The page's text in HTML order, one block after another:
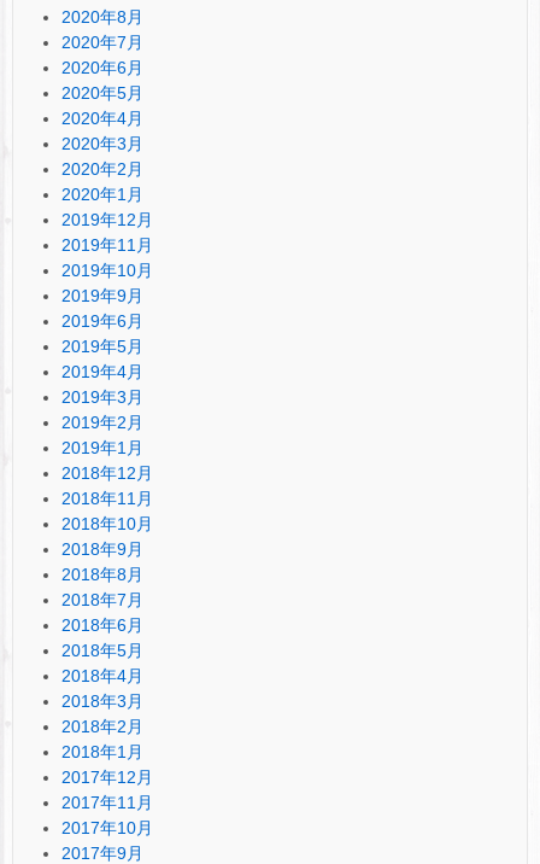
2020年8月
2020年7月
2020年6月
2020年5月
2020年4月
2020年3月
2020年2月
2020年1月
2019年12月
2019年11月
2019年10月
2019年9月
2019年6月
2019年5月
2019年4月
2019年3月
2019年2月
2019年1月
2018年12月
2018年11月
2018年10月
2018年9月
2018年8月
2018年7月
2018年6月
2018年5月
2018年4月
2018年3月
2018年2月
2018年1月
2017年12月
2017年11月
2017年10月
2017年9月